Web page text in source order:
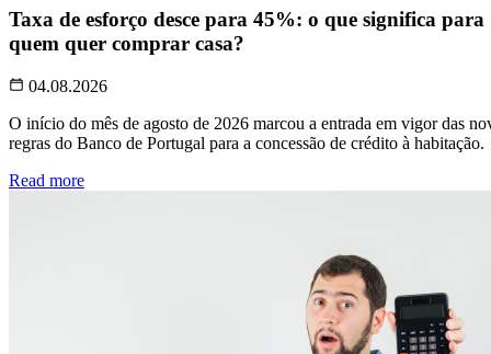
Taxa de esforço desce para 45%: o que significa para
quem quer comprar casa?
04.08.2026
O início do mês de agosto de 2026 marcou a entrada em vigor das
regras do Banco de Portugal para a concessão de crédito à habitação.
Read more